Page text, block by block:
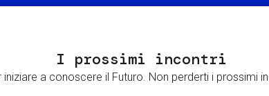
I prossimi incontri
a conoscere il Futuro. Non perderti i prossimi